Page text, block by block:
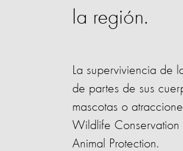
la región.
La superviviencia de
de partes de sus
mascotas o
Wildlife
Animal Protection.